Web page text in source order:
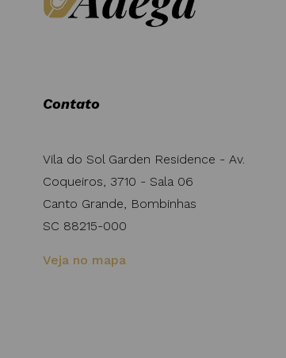
Contato
Vila do Sol Garden Residence - Av.
Coqueiros, 3710 - Sala 06
Canto Grande, Bombinhas
SC 88215-000
Veja no mapa